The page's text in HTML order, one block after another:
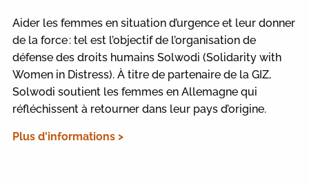
Aider les femmes en situation d’urgence et leur donner
de la force : tel est l’objectif de l’organisation de
défense des droits humains Solwodi (Solidarity with
Women in Distress). À titre de partenaire de la GIZ,
Solwodi soutient les femmes en Allemagne qui
réfléchissent à retourner dans leur pays d’origine.
Plus d'informations >